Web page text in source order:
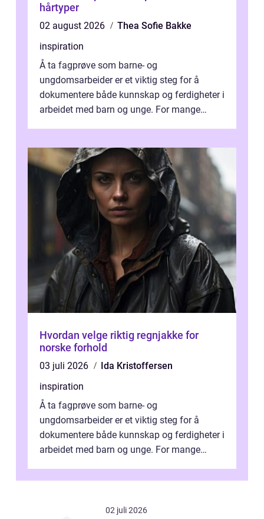
hårtyper
02 august 2026
Thea Sofie Bakke
inspiration
Å ta fagprøve som barne- og
ungdomsarbeider er et viktig steg for å
dokumentere både kunnskap og ferdigheter i
arbeidet med barn og unge. For mange
Hvordan velge riktig regnjakke for
norske forhold
03 juli 2026
Ida Kristoffersen
inspiration
Å ta fagprøve som barne- og
ungdomsarbeider er et viktig steg for å
dokumentere både kunnskap og ferdigheter i
arbeidet med barn og unge. For mange
02 juli 2026